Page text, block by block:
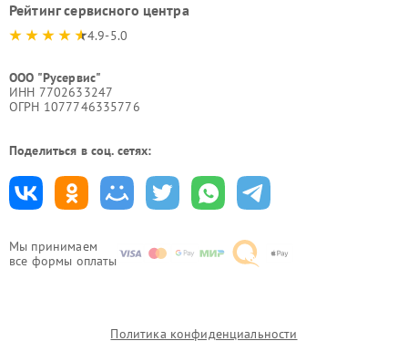
Мы принимаем
все формы оплаты
Рейтинг сервисного центра
4.9-5.0
ООО "Русервис"
ИНН 7702633247
ОГРН 1077746335776
Поделиться в соц. сетях:
Политика конфиденциальности